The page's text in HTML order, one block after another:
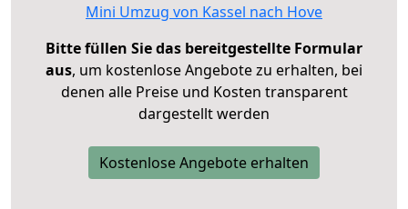
Mini Umzug von Kassel nach Hove
Bitte füllen Sie das bereitgestellte Formular
aus, um kostenlose Angebote zu erhalten, bei
denen alle Preise und Kosten transparent
dargestellt werden
Kostenlose Angebote erhalten